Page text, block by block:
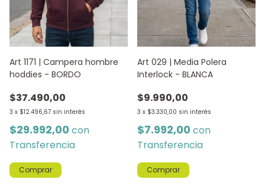
Art 1171 | Campera hombre
hoddies - BORDO
$37.490,00
3 x $12.496,67 sin interés
$29.992,00 con
Transferencia
Comprar
Art 029 | Media Polera
Interlock - BLANCA
$9.990,00
3 x $3.330,00 sin interés
$7.992,00 con
Transferencia
Comprar